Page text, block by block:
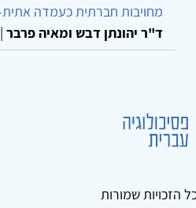
מחויבות חברתית כעמדה
ד"ר יהונתן דבש ומאיה פרבר |